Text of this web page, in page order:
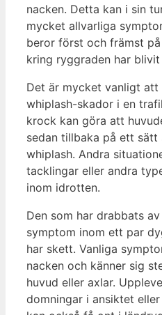
nacken. Detta kan i sin
mycket allvarliga
beror först och främst
kring ryggraden har blivit
Det är mycket vanligt
whiplash-skador i en
krock kan göra att
sedan tillbaka på ett
whiplash. Andra
tacklingar eller andra
inom idrotten.
Den som har drabbats
symptom inom ett par
har skett. Vanliga
nacken och känner sig
huvud eller axlar.
domningar i ansiktet